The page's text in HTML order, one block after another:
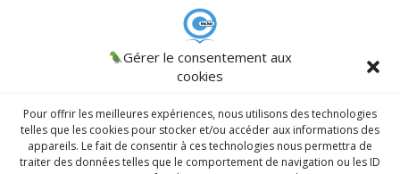
Gérer le consentement aux
cookies
Pour offrir les meilleures expériences, nous utilisons des technologies
telles que les cookies pour stocker et/ou accéder aux informations des
appareils. Le fait de consentir à ces technologies nous permettra de
traiter des données telles que le comportement de navigation ou les ID
Remember me
|Lost password?
CINCLUS
© 2026 CINCLUS
spécialiste de l'Inclusion des personnes en
situation particulière - Association W133036538 .
Admin/
Prendre un RDV